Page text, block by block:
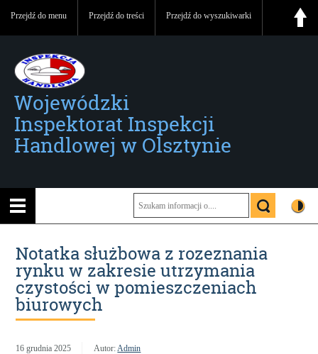
Przejdź do menu Przejdź do treści Przejdź do wyszukiwarki
Wojewódzki
Inspektorat Inspekcji
Handlowej w Olsztynie
Notatka służbowa z rozeznania
rynku w zakresie utrzymania
czystości w pomieszczeniach
biurowych
16 grudnia 2025 Autor:Admin